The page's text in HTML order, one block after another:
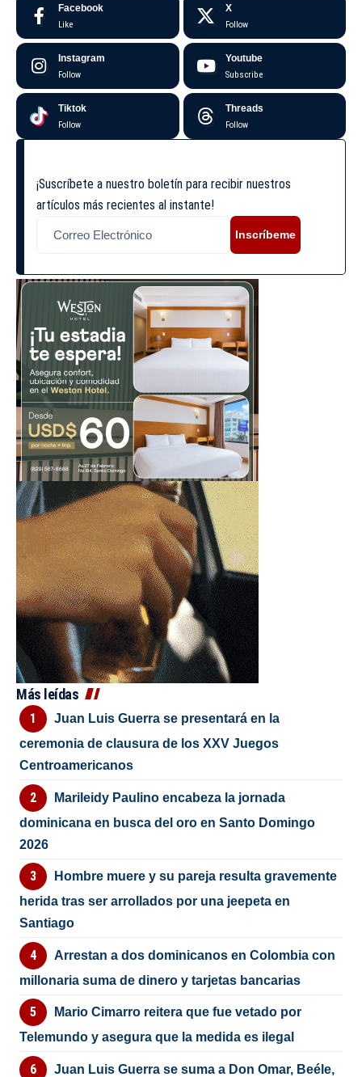
Facebook
Like
X
Follow
Instagram
Follow
Youtube
Subscribe
Tiktok
Follow
Threads
Follow
¡Suscríbete a nuestro boletín para recibir nuestros
artículos más recientes al instante!
Inscríbeme
Más leídas
Juan Luis Guerra se presentará en la
ceremonia de clausura de los XXV Juegos
Centroamericanos
Marileidy Paulino encabeza la jornada
dominicana en busca del oro en Santo Domingo
2026
Hombre muere y su pareja resulta gravemente
herida tras ser arrollados por una jeepeta en
Santiago
Arrestan a dos dominicanos en Colombia con
millonaria suma de dinero y tarjetas bancarias
Mario Cimarro reitera que fue vetado por
Telemundo y asegura que la medida es ilegal
Juan Luis Guerra se suma a Don Omar, Beéle,